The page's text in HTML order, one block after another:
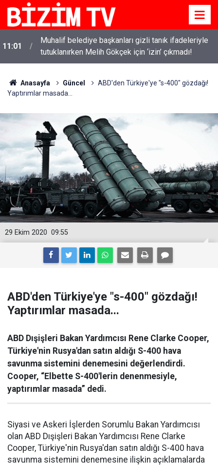
11:01
Muhalif belediye başkanları gizli tanık ifadeleriyle
tutuklanırken Melih Gökçek için ‘izin’ çıkmadı!
Anasayfa Güncel
ABD'den Türkiye'ye "s-400" gözdağı!
Yaptırımlar masada...
09:55
29 Ekim 2020
ABD'den Türkiye'ye "s-400" gözdağı!
Yaptırımlar masada...
ABD Dışişleri Bakan Yardımcısı Rene Clarke Cooper,
Türkiye'nin Rusya'dan satın aldığı S-400 hava
savunma sistemini denemesini değerlendirdi.
Cooper, “Elbette S-400'lerin denenmesiyle,
yaptırımlar masada” dedi.
Siyasi ve Askeri İşlerden Sorumlu Bakan Yardımcısı
olan ABD Dışişleri Bakan Yardımcısı Rene Clarke
Cooper, Türkiye'nin Rusya'dan satın aldığı S-400 hava
savunma sistemini denemesine ilişkin açıklamalarda